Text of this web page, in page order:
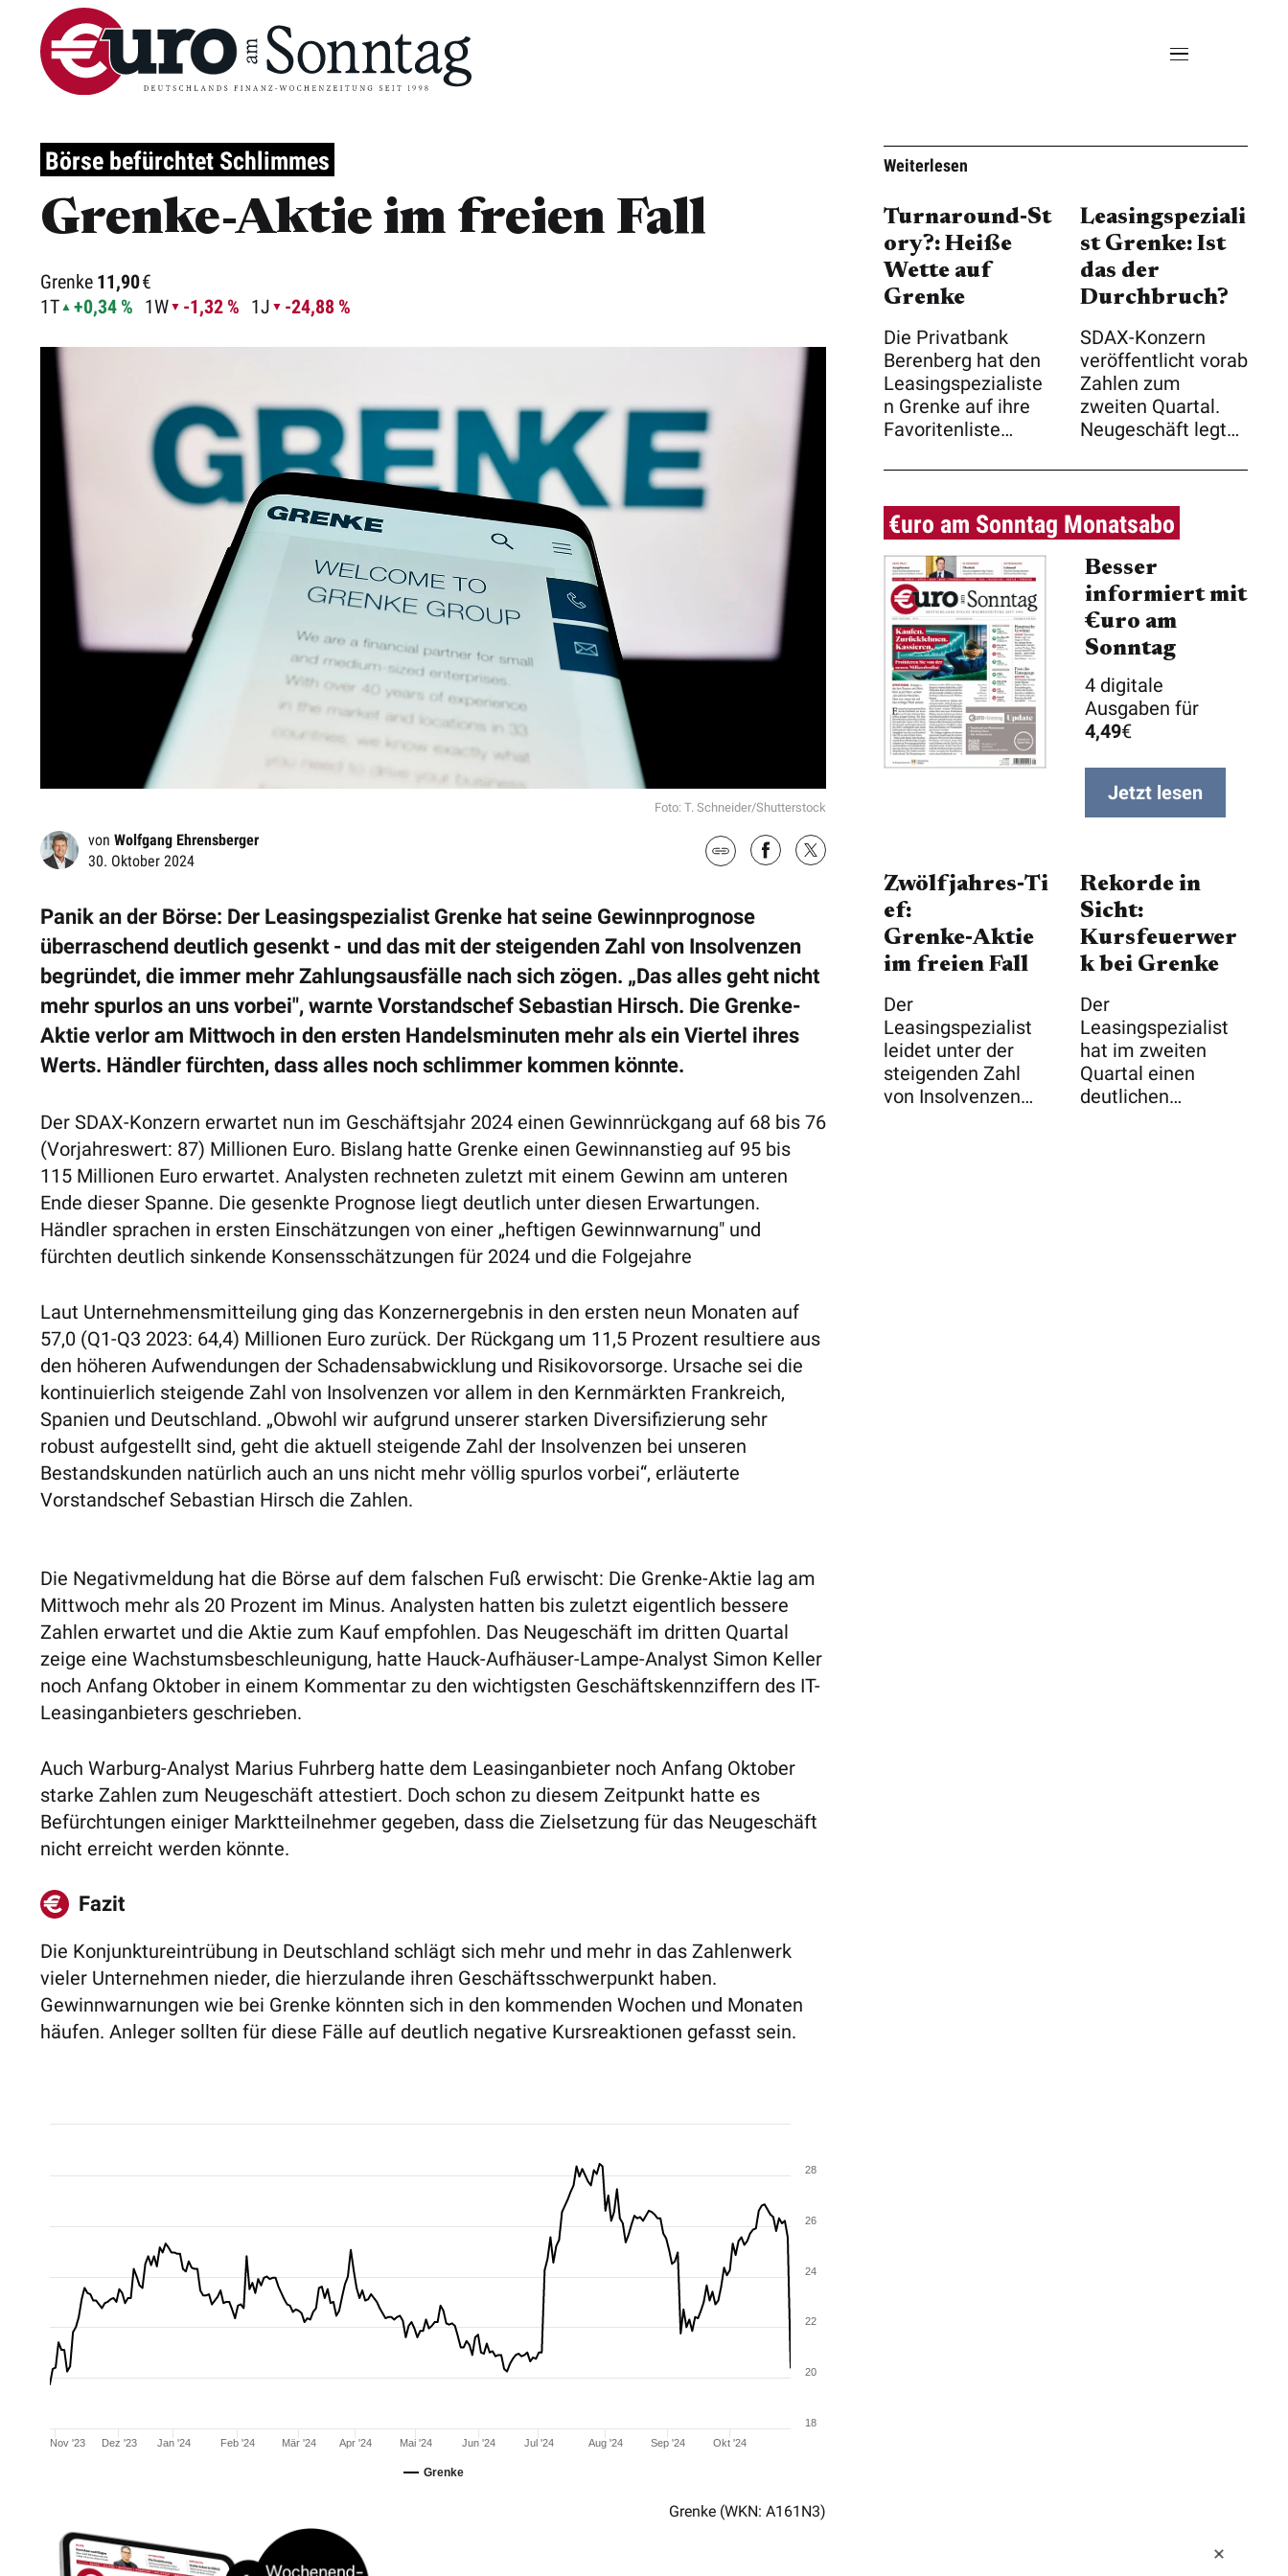
Börse befürchtet Schlimmes
Grenke-Aktie im freien Fall
Grenke 11,90€
1T
+0,34 % 1W -1,32 % 1J -24,88 %
Foto: T. Schneider/Shutterstock
von Wolfgang Ehrensberger
30. Oktober 2024
Panik an der Börse: Der Leasingspezialist Grenke hat seine Gewinnprognose
überraschend deutlich gesenkt - und das mit der steigenden Zahl von Insolvenzen
begründet, die immer mehr Zahlungsausfälle nach sich zögen. „Das alles geht nicht
mehr spurlos an uns vorbei", warnte Vorstandschef Sebastian Hirsch. Die Grenke-
Aktie verlor am Mittwoch in den ersten Handelsminuten mehr als ein Viertel ihres
Werts. Händler fürchten, dass alles noch schlimmer kommen könnte.
Der SDAX-Konzern erwartet nun im Geschäftsjahr 2024 einen Gewinnrückgang auf 68 bis 76
(Vorjahreswert: 87) Millionen Euro. Bislang hatte Grenke einen Gewinnanstieg auf 95 bis
115 Millionen Euro erwartet. Analysten rechneten zuletzt mit einem Gewinn am unteren
Ende dieser Spanne. Die gesenkte Prognose liegt deutlich unter diesen Erwartungen.
Händler sprachen in ersten Einschätzungen von einer „heftigen Gewinnwarnung" und
fürchten deutlich sinkende Konsensschätzungen für 2024 und die Folgejahre
Laut Unternehmensmitteilung ging das Konzernergebnis in den ersten neun Monaten auf
57,0 (Q1-Q3 2023: 64,4) Millionen Euro zurück. Der Rückgang um 11,5 Prozent resultiere aus
den höheren Aufwendungen der Schadensabwicklung und Risikovorsorge. Ursache sei die
kontinuierlich steigende Zahl von Insolvenzen vor allem in den Kernmärkten Frankreich,
Spanien und Deutschland. „Obwohl wir aufgrund unserer starken Diversifizierung sehr
robust aufgestellt sind, geht die aktuell steigende Zahl der Insolvenzen bei unseren
Bestandskunden natürlich auch an uns nicht mehr völlig spurlos vorbei“, erläuterte
Vorstandschef Sebastian Hirsch die Zahlen.
Die Negativmeldung hat die Börse auf dem falschen Fuß erwischt: Die Grenke-Aktie lag am
Mittwoch mehr als 20 Prozent im Minus. Analysten hatten bis zuletzt eigentlich bessere
Zahlen erwartet und die Aktie zum Kauf empfohlen. Das Neugeschäft im dritten Quartal
zeige eine Wachstumsbeschleunigung, hatte Hauck-Aufhäuser-Lampe-Analyst Simon Keller
noch Anfang Oktober in einem Kommentar zu den wichtigsten Geschäftskennziffern des IT-
Leasinganbieters geschrieben.
Auch Warburg-Analyst Marius Fuhrberg hatte dem Leasinganbieter noch Anfang Oktober
starke Zahlen zum Neugeschäft attestiert. Doch schon zu diesem Zeitpunkt hatte es
Befürchtungen einiger Marktteilnehmer gegeben, dass die Zielsetzung für das Neugeschäft
nicht erreicht werden könnte.
Fazit
Die Konjunktureintrübung in Deutschland schlägt sich mehr und mehr in das Zahlenwerk
vieler Unternehmen nieder, die hierzulande ihren Geschäftsschwerpunkt haben.
Gewinnwarnungen wie bei Grenke könnten sich in den kommenden Wochen und Monaten
häufen. Anleger sollten für diese Fälle auf deutlich negative Kursreaktionen gefasst sein.
Grenke
Nov '23 Dez '23 Jan '24 Feb '24 Mär '24 Apr '24 Mai '24 Jun '24 Jul '24 Aug '24 Sep '24 Okt '24
18
20
22
24
26
28
Grenke (WKN: A161N3)
Weiterlesen
Turnaround‑St
ory?: Heiße
Wette auf
Grenke
Die Privatbank
Berenberg hat den
Leasingspezialiste
n Grenke auf ihre
Favoritenliste
Leasingspeziali
st Grenke: Ist
das der
Durchbruch?
SDAX-Konzern
veröffentlicht vorab
Zahlen zum
zweiten Quartal.
Neugeschäft legt
€uro am Sonntag Monatsabo
Besser
informiert mit
€uro am
Sonntag
4 digitale
Ausgaben für
4,49€
Jetzt lesen
Zwölfjahres‑Ti
ef:
Grenke‑Aktie
im freien Fall
Der
Leasingspezialist
leidet unter der
steigenden Zahl
von Insolvenzen
Rekorde in
Sicht:
Kursfeuerwer
k bei Grenke
Der
Leasingspezialist
hat im zweiten
Quartal einen
deutlichen